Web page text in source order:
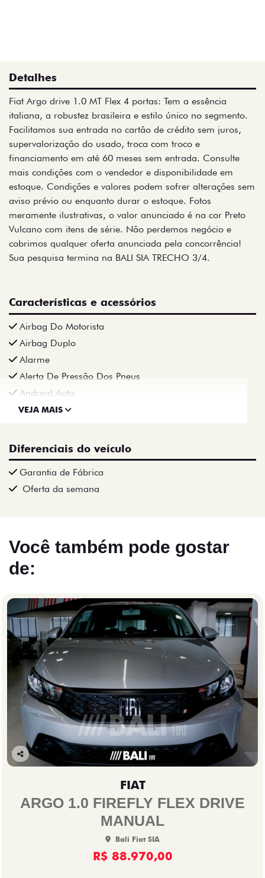
Detalhes
Fiat Argo drive 1.0 MT Flex 4 portas: Tem a essência
italiana, a robustez brasileira e estilo único no segmento.
Facilitamos sua entrada no cartão de crédito sem juros,
supervalorização do usado, troca com troco e
financiamento em até 60 meses sem entrada. Consulte
mais condições com o vendedor e disponibilidade em
estoque. Condições e valores podem sofrer alterações sem
aviso prévio ou enquanto durar o estoque. Fotos
meramente ilustrativas, o valor anunciado é na cor Preto
Vulcano com itens de série. Não perdemos negócio e
cobrimos qualquer oferta anunciada pela concorrência!
Sua pesquisa termina na BALI SIA TRECHO 3/4.
Características e acessórios
Airbag Do Motorista
Airbag Duplo
Alarme
Alerta De Pressão Dos Pneus
Android Auto
VEJA MAIS
Diferenciais do veículo
Garantia de Fábrica
Oferta da semana
Você também pode gostar
de:
Co
lhe
FIAT
ARGO 1.0 FIREFLY FLEX DRIVE
MANUAL
Bali Fiat SIA
R$ 88.970,00